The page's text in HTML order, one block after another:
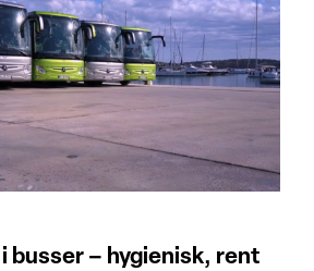
i busser – hygienisk, rent